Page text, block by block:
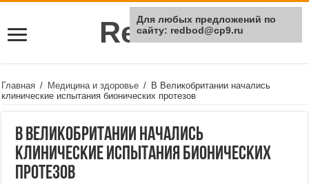
Rei Red
Главная / Медицина и здоровье / В Великобритании начались
клинические испытания бионических протезов
В Великобритании начались
клинические испытания бионических
протезов
Для любых предложений по
сайту: redbod@cp9.ru